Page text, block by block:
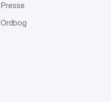
Presse
Ordbog